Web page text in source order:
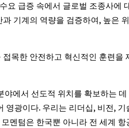
급증 속에서 글로벌 조종사에
기계의 역량을 검증하여, 높은
목한 안전하고 혁신적인 훈련을
에서 선도적 위치를 확보하는 데
광이다. 우리는 리더십, 비전, 기
텀은 한국뿐 아니라 전 세계 항